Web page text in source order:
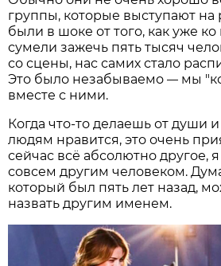
группы, которые выступают на
были в шоке от того, как уже
сумели зажечь пять тысяч
со сцены, нас самих стало
Это было незабываемо— мы
вместе с ними.
Когда что-то делаешь от души
людям нравится, это очень
сейчас всё абсолютно другое,
совсем другим человеком.
который был пять лет назад,
назвать другим именем.